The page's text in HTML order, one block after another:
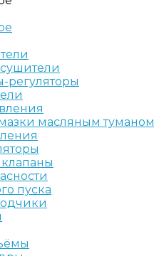
масляным туманом
пуска